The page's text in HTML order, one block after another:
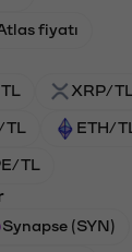
fiyatı
XRP/TL
ETH/TL
TL
Synapse (SYN)